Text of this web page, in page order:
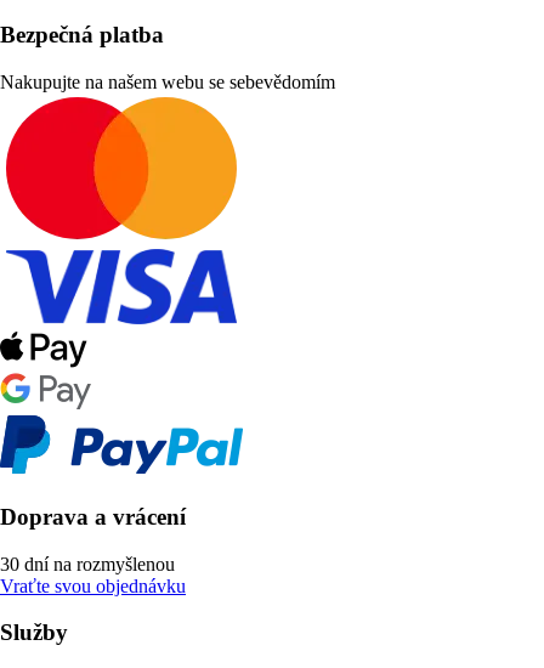
Bezpečná platba
Nakupujte na našem webu se sebevědomím
Doprava a vrácení
30 dní na rozmyšlenou
Vraťte svou objednávku
Služby